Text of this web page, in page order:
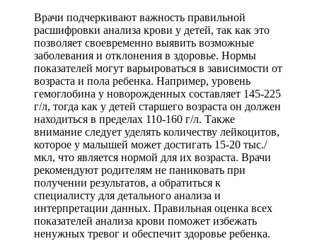
Врачи подчеркивают важность правильной
расшифровки анализа крови у детей, так как это
позволяет своевременно выявить возможные
заболевания и отклонения в здоровье. Нормы
показателей могут варьироваться в зависимости от
возраста и пола ребенка. Например, уровень
гемоглобина у новорожденных составляет 145-225
г/л, тогда как у детей старшего возраста он должен
находиться в пределах 110-160 г/л. Также
внимание следует уделять количеству лейкоцитов,
которое у малышей может достигать 15-20 тыс./
мкл, что является нормой для их возраста. Врачи
рекомендуют родителям не паниковать при
получении результатов, а обратиться к
специалисту для детального анализа и
интерпретации данных. Правильная оценка всех
показателей анализа крови поможет избежать
ненужных тревог и обеспечит здоровье ребенка.